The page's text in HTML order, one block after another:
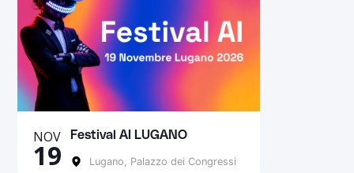
NOV
19
Festival AI LUGANO
Lugano, Palazzo dei Congressi